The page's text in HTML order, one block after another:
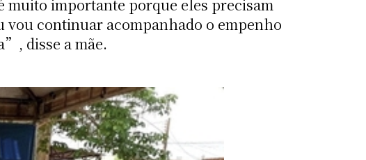
muito importante porque eles precisam
vou continuar acompanhado o empenho
disse a mãe.